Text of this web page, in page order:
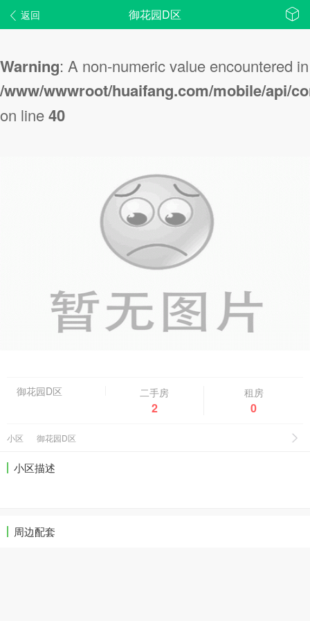
Warning: A non-numeric value encountered in
/www/wwwroot/huaifang.com/mobile/api/
on line40
返回 御花园D区
御花园D区 二手房
2
租房
0
小区 御花园D区
小区描述
周边配套